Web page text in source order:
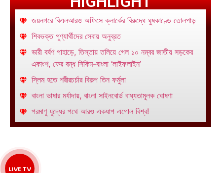
জয়নগরে বিএলআরও অফিসে ক্লার্কের বিরুদ্ধে ঘুষকাণ্ডে তোলপাড়
শিবভক্ত পুণ্যার্থীদের সেবায় অনুব্রত
ভারী বর্ষণ পাহাড়ে, তিস্তায় তলিয়ে গেল ১০ নম্বর জাতীয় সড়কের
একাংশ, ফের বন্ধ সিকিম-বাংলা ‘লাইফলাইন’
স্লিম হতে শরীরচর্চার বিকল্প তিন ফর্মুলা
বাংলা ভাষার মর্যাদায়, বাংলা সাইনবোর্ড বাধ্যতামূলক ঘোষণা
পরমাণু যুদ্ধের পথে আরও একধাপ এগোল বিশ্ব!
LIVE TV